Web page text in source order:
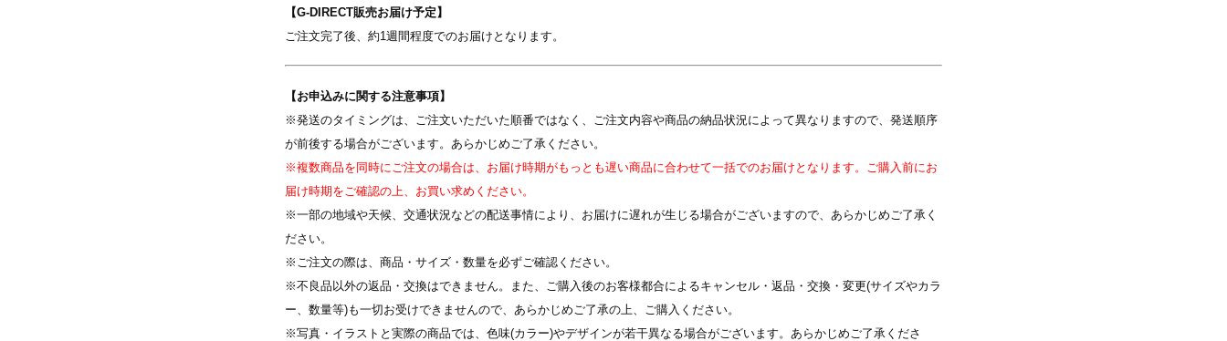
【G-DIRECT販売お届け予定】​
ご注文完了後、約1週間程度でのお届けとなります。
【お申込みに関する注意事項】
※発送のタイミングは、ご注文いただいた順番ではなく、ご注文内容や商品の納品状況によって異なりますので、発送順序
が前後する場合がございます。あらかじめご了承ください。
※複数商品を同時にご注文の場合は、お届け時期がもっとも遅い商品に合わせて一括でのお届けとなります。ご購入前にお
届け時期をご確認の上、お買い求めください。
※一部の地域や天候、交通状況などの配送事情により、お届けに遅れが生じる場合がございますので、あらかじめご了承く
ださい。
※ご注文の際は、商品・サイズ・数量を必ずご確認ください。
※不良品以外の返品・交換はできません。また、ご購入後のお客様都合によるキャンセル・返品・交換・変更(サイズやカラ
ー、数量等)も一切お受けできませんので、あらかじめご了承の上、ご購入ください。
※写真・イラストと実際の商品では、色味(カラー)やデザインが若干異なる場合がございます。あらかじめご了承くださ
写真を選択
※ 写真は配置後も変更できます ※ 写真は配置後も変更できます